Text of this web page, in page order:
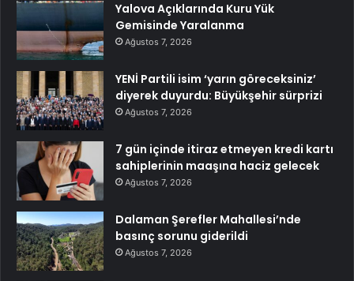
Yalova Açıklarında Kuru Yük
Gemisinde Yaralanma
Ağustos 7, 2026
YENİ Partili isim ‘yarın göreceksiniz’
diyerek duyurdu: Büyükşehir sürprizi
Ağustos 7, 2026
7 gün içinde itiraz etmeyen kredi kartı
sahiplerinin maaşına haciz gelecek
Ağustos 7, 2026
Dalaman Şerefler Mahallesi’nde
basınç sorunu giderildi
Ağustos 7, 2026